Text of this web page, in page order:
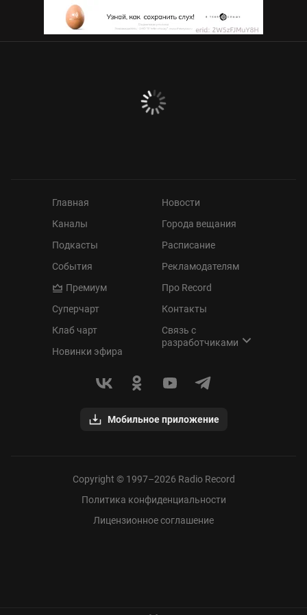
Главная
Каналы
Подкасты
События
Премиум
Суперчарт
Клаб чарт
Новинки эфира
Новости
Города вещания
Расписание
Рекламодателям
Про Record
Контакты
Связь с
разработчиками
Мобильное приложение
Copyright © 1997–2026 Radio Record
Политика конфиденциальности
Лицензионное соглашение